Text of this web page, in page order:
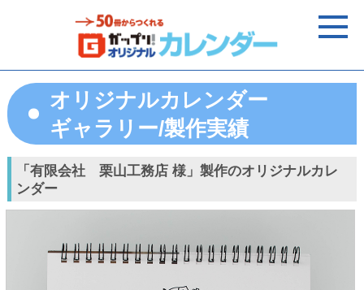
オリジナルカレンダー
ギャラリー/製作実績
「有限会社 栗山工務店 様」製作のオリジナルカレ
ンダー